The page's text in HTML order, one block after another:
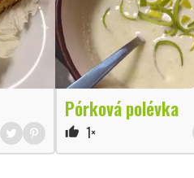
Pórková polévka
thumb_up 1×